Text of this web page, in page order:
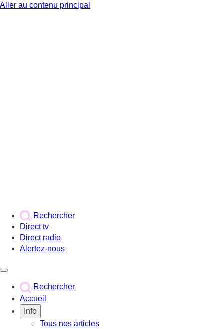
Aller au contenu principal
Rechercher
Direct tv
Direct radio
Alertez-nous
Rechercher
Accueil
Info
Tous nos articles